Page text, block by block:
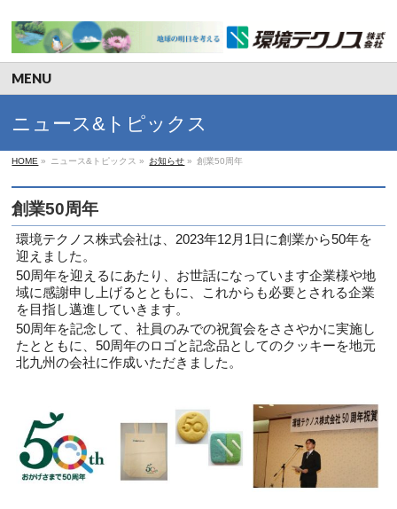
MENU
ニュース&トピックス
HOME » ニュース&トピックス » お知らせ » 創業50周年
創業50周年
環境テクノス株式会社は、2023年12月1日に創業から50年を
迎えました。
50周年を迎えるにあたり、お世話になっています企業様や地
域に感謝申し上げるとともに、これからも必要とされる企業
を目指し邁進していきます。
50周年を記念して、社員のみでの祝賀会をささやかに実施し
たとともに、50周年のロゴと記念品としてのクッキーを地元
北九州の会社に作成いただきました。